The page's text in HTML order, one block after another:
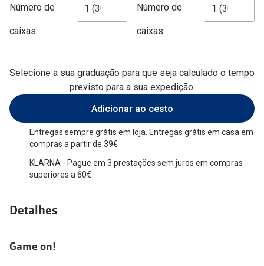
Versace
Prada
Marcas Exclusivas
DbyD
Unofficial
Seen
Formatos
Número de
caixas
Número de
caixas
Selecione a sua graduação para que seja calculado o tempo
previsto para a sua expedição.
Adicionar ao cesto
Entregas sempre grátis em loja. Entregas grátis em casa em
compras a partir de 39€
KLARNA - Pague em 3 prestações sem juros em compras
superiores a 60€
Detalhes
Game on!